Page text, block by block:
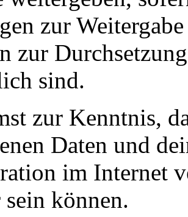
zur
zur
sind.
zur Kenntnis,
Daten und
im Internet
können.